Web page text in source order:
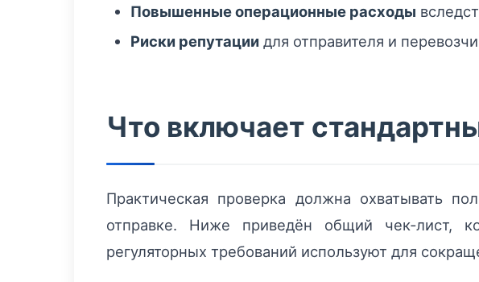
Повышенные операционные расходы
Риски репутации для отправителя и
Что включает
Практическая проверка должна охватывать
отправке. Ниже приведён общий чек‑лист,
регуляторных требований используют для